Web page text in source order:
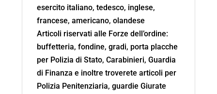
esercito italiano, tedesco, inglese,
francese, americano, olandese
Articoli riservati alle Forze dell’ordine:
buffetteria, fondine, gradi, porta placche
per Polizia di Stato, Carabinieri, Guardia
di Finanza e inoltre troverete articoli per
Polizia Penitenziaria, guardie Giurate